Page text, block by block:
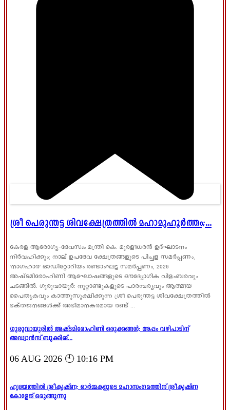
ശ്രീ പെരുന്തട്ട ശിവക്ഷേത്രത്തിൽ മഹാമുഹൂർത്തം;...
കേരള ആരോഗ്യ-ദേവസ്വം മന്ത്രി കെ. മുരളീധരൻ ഉദ്ഘാടനം
നിർവഹിക്കും; നാല് ഉപദേവ ക്ഷേത്രങ്ങളുടെ പിച്ചള സമർപ്പണം,
'നാഗഹാര' ഓഡിറ്റോറിയം രണ്ടാംഘട്ട സമർപ്പണം, 2026
അഷ്ടമിരോഹിണി ആഘോഷങ്ങളുടെ ഔദ്യോഗിക വിളംബരവും
ചടങ്ങിൽ. ഗുരുവായൂർ: നൂറ്റാണ്ടുകളുടെ പാരമ്പര്യവും ആത്മീയ
പൈതൃകവും കാത്തുസൂക്ഷിക്കുന്ന ശ്രീ പെരുന്തട്ട ശിവക്ഷേത്രത്തിൽ
ഭക്തജനങ്ങൾക്ക് അഭിമാനകരമായ രണ്ട് ...
ഗുരുവായൂരിൽ അഷ്ടമിരോഹിണി ഒരുക്കങ്ങൾ; അപ്പം വഴിപാടിന്
അഡ്വാൻസ് ബുക്കിങ്...
06 AUG 2026 🕙 10:16 PM
ഹൃദയത്തിൽ ശ്രീകൃഷ്ണ; ഓർമ്മകളുടെ മഹാസംഗമത്തിന് ശ്രീകൃഷ്ണ
കോളേജ് ഒരുങ്ങുന്നു